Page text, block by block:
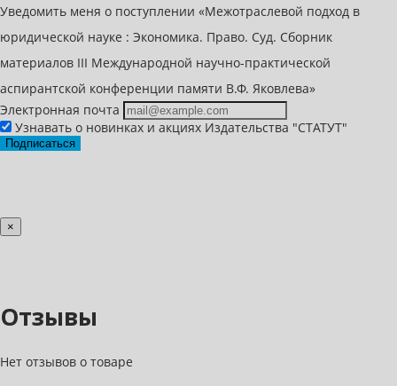
Уведомить меня о поступлении «Межотраслевой подход в
юридической науке : Экономика. Право. Суд. Сборник
материалов III Международной научно-практической
аспирантской конференции памяти В.Ф. Яковлева»
Электронная почта
Узнавать о новинках и акциях Издательства "СТАТУТ"
Подписаться
×
Отзывы
Нет отзывов о товаре